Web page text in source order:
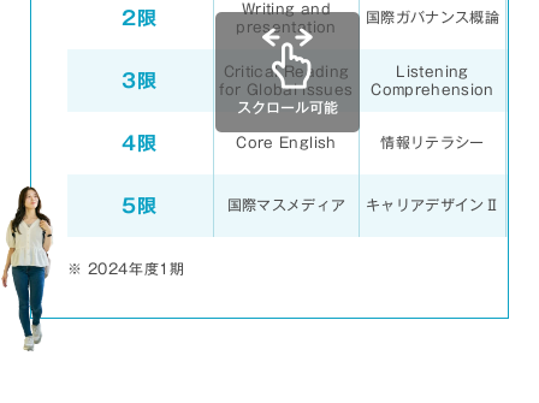
2限
Writing and
presentation
国際ガバナンス概論
3限
Critical Reading
for Global Issues
Listening
Comprehension
4限 Core English 情報リテラシー
5限 国際マスメディア キャリアデザインⅡ
※ 2024年度1期